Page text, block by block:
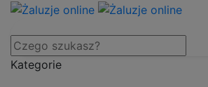
Kategorie